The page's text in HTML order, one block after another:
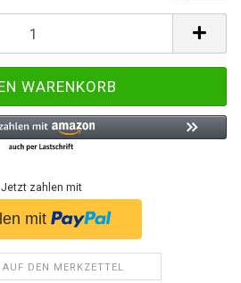
Jetzt zahlen mit
AUF DEN MERKZETTEL